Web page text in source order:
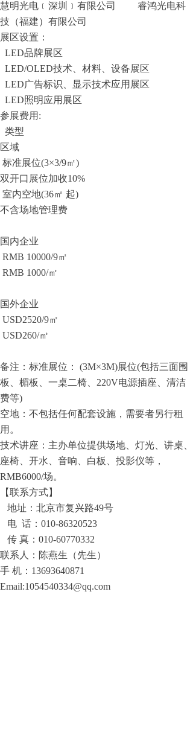
慧明光电﹝深圳﹞有限公司 睿鸿光电科
技（福建）有限公司
展区设置：
LED品牌展区
LED/OLED技术、材料、设备展区
LED广告标识、显示技术应用展区
LED照明应用展区
参展费用:
类型
区域
标准展位(3×3/9㎡)
双开口展位加收10%
室内空地(36㎡ 起)
不含场地管理费
国内企业
RMB 10000/9㎡
RMB 1000/㎡
国外企业
USD2520/9㎡
USD260/㎡
备注：标准展位： (3M×3M)展位(包括三面围
板、楣板、一桌二椅、220V电源插座、清洁
费等)
空地：不包括任何配套设施，需要者另行租
用。
技术讲座：主办单位提供场地、灯光、讲桌、
座椅、开水、音响、白板、投影仪等，
RMB6000/场。
【联系方式】
地址：北京市复兴路49号
电 话：010-86320523
传 真：010-60770332
联系人：陈燕生（先生）
手 机：13693640871
Email:1054540334@qq.com